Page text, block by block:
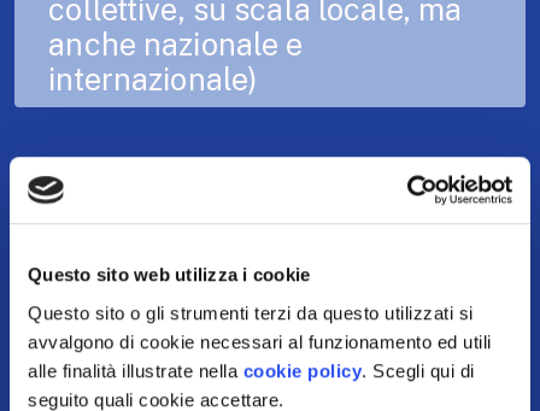
Questo sito web utilizza i cookie
Questo sito o gli strumenti terzi da questo utilizzati si
avvalgono di cookie necessari al funzionamento ed utili
alle finalità illustrate nella cookie policy. Scegli qui di
seguito quali cookie accettare.
collettive, su scala locale, ma
anche nazionale e
internazionale)
Il tuo disegno può
avere la forma di
unamappa
illustrata: